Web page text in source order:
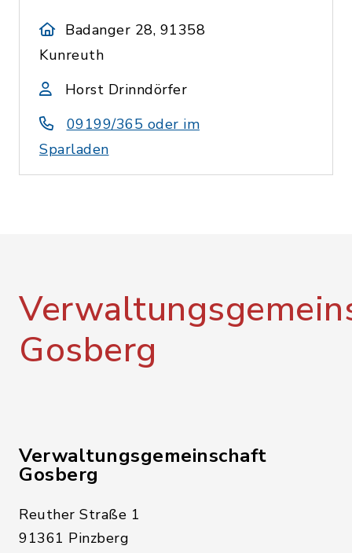
Badanger 28, 91358
Kunreuth
Horst Drinndörfer
09199/365 oder im
Sparladen
Gosberg
Verwaltungsgemeinschaft
Gosberg
Reuther Straße 1
91361 Pinzberg